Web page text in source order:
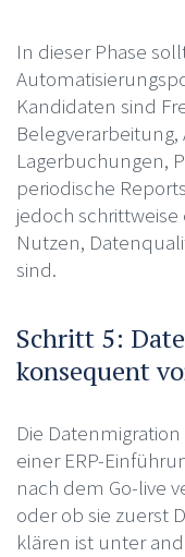
In dieser Phase
Kandidaten sind
Lagerbuchungen,
periodische
jedoch
Nutzen,
sind.
Schritt 5:
konsequent
Die
einer ERP-
nach dem Go-live
oder ob sie zuerst
klären ist unter